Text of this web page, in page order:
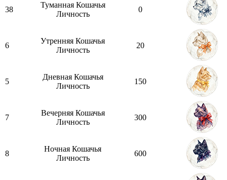
38
Туманная Кошачья
Личность
0
6
Утренняя Кошачья
Личность
20
5
Дневная Кошачья
Личность
150
7
Вечерняя Кошачья
Личность
300
8
Ночная Кошачья
Личность
600